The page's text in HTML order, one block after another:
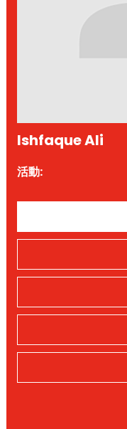
Ishfaque Ali
活動: